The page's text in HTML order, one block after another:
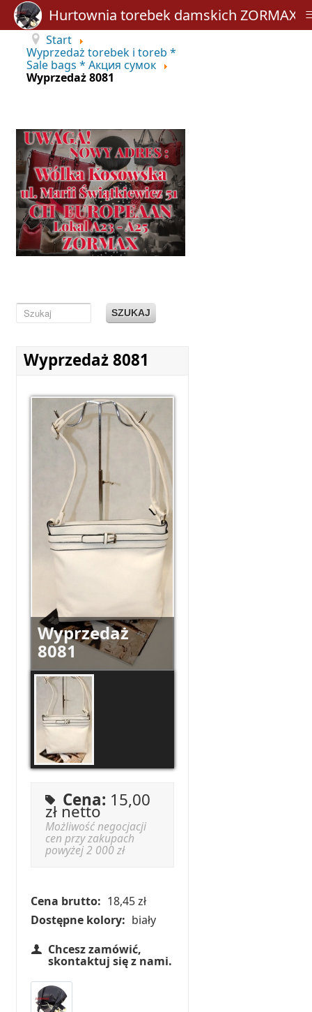
Start
Wyprzedaż torebek i toreb *
Sale bags * Акция сумок
Wyprzedaż 8081
SZUKAJ
Wyprzedaż 8081
Wyprzedaż
8081
Cena: 15,00
zł netto
Możliwość negocjacji
cen przy zakupach
powyżej 2 000 zł
Cena brutto: 18,45 zł
Dostępne kolory: biały
Chcesz zamówić,
skontaktuj się z nami.
Hurtownia torebek damskich ZORMAX